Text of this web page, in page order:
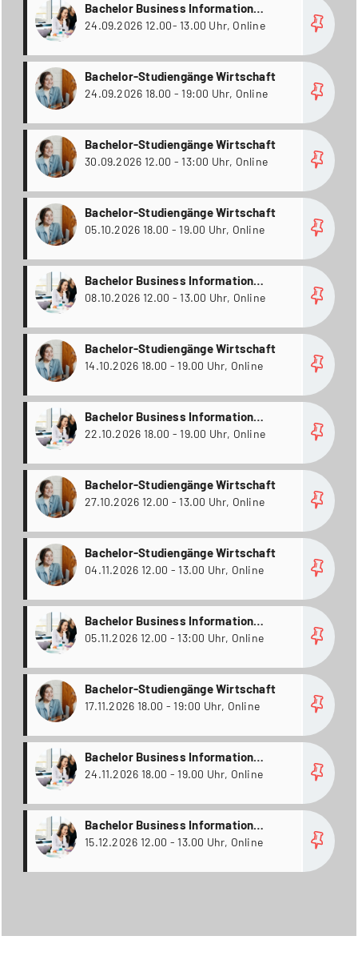
Bachelor Business Information
Technology / Wirtschaftsinformatik
Informatik; Bachelor
Wirtschaftsingenieurwesen
24.09.2026 12.00- 13.00 Uhr, Online
Bachelor-Studiengänge Wirtschaft
24.09.2026 18.00 - 19:00 Uhr, Online
Bachelor-Studiengänge Wirtschaft
30.09.2026 12.00 - 13:00 Uhr, Online
Bachelor-Studiengänge Wirtschaft
05.10.2026 18.00 - 19.00 Uhr, Online
Bachelor Business Information
Technology / Wirtschaftsinformatik
Informatik; Bachelor
Wirtschaftsingenieurwesen
08.10.2026 12.00 - 13.00 Uhr, Online
Bachelor-Studiengänge Wirtschaft
14.10.2026 18.00 - 19.00 Uhr, Online
Bachelor Business Information
Technology / Wirtschaftsinformatik
Informatik; Bachelor
Wirtschaftsingenieurwesen
22.10.2026 18.00 - 19.00 Uhr, Online
Bachelor-Studiengänge Wirtschaft
27.10.2026 12.00 - 13.00 Uhr, Online
Bachelor-Studiengänge Wirtschaft
04.11.2026 12.00 - 13.00 Uhr, Online
Bachelor Business Information
Technology / Wirtschaftsinformatik
Informatik; Bachelor
Wirtschaftsingenieurwesen
05.11.2026 12.00 - 13:00 Uhr, Online
Bachelor-Studiengänge Wirtschaft
17.11.2026 18.00 - 19:00 Uhr, Online
Bachelor Business Information
Technology / Wirtschaftsinformatik
Informatik; Bachelor
Wirtschaftsingenieurwesen
24.11.2026 18.00 - 19.00 Uhr, Online
Bachelor Business Information
Technology / Wirtschaftsinformatik
15.12.2026 12.00 - 13.00 Uhr, Online